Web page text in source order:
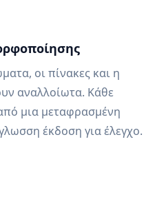
οι πίνακες και η
αναλλοίωτα. Κάθε
μια μεταφρασμένη
έκδοση για έλεγχο.